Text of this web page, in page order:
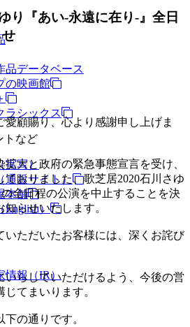
品データベース
の映画館
ラシックス
トなど
実写）
通販サイト）
本舗
English）
情報（IR）
り『あい-永遠に在り-』全日
愛顧賜り、心より感謝申し上げま
大と政府の緊急事態宣言を受け、
ておりました、歌芝居2020石川さゆ
全日程の公演を中止することを決
らせいたします。
いただいたお客様には、深くお詫び
いらしていただけるよう、今後の営
てまいります。
の通りです。